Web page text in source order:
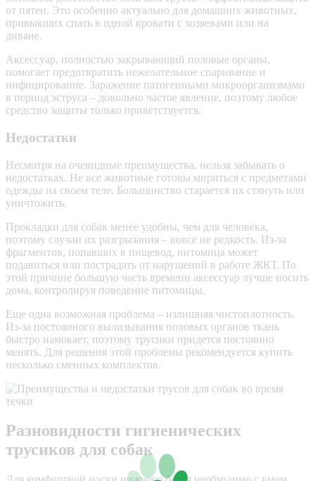
от пятен. Это особенно актуально для домашних животных,
привыкших спать в одной кровати с хозяевами или на
диване.
Аксессуар, полностью закрывающий половые органы,
помогает предотвратить нежелательное спаривание и
инфицирование. Заражение патогенными микроорганизмами
в период эструса – довольно частое явление, поэтому любое
средство защиты только приветствуется.
Недостатки
Несмотря на очевидные преимущества, нельзя забывать о
недостатках. Не все животные готовы мириться с предметами
одежды на своем теле. Большинство старается их стянуть или
уничтожить.
Прокладки для собак менее удобны, чем для человека,
поэтому случаи их разгрызания – вовсе не редкость. Из-за
фрагментов, попавших в пищевод, питомица может
подавиться или пострадать от нарушений в работе ЖКТ. По
этой причине большую часть времени аксессуар лучше носить
дома, контролируя поведение питомицы.
Еще одна возможная проблема – излишняя чистоплотность.
Из-за постоянного вылизывания половых органов ткань
быстро намокает, поэтому трусики придется постоянно
менять. Для решения этой проблемы рекомендуется купить
несколько сменных комплектов.
Разновидности гигиенических
трусиков для собак